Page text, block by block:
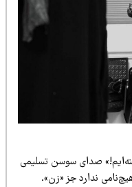
صدای سوسن تسلیمی
ندارد جز «زن».